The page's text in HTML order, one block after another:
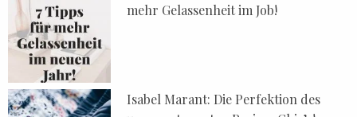
mehr Gelassenheit im Job!
Isabel Marant: Die Perfektion des